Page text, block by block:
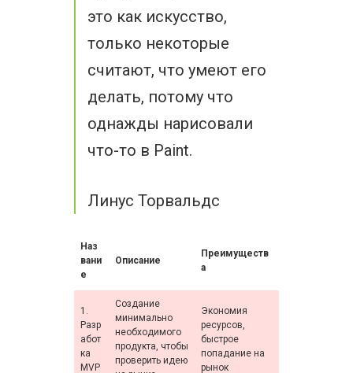
это как искусство,
только некоторые
считают, что умеют его
делать, потому что
однажды нарисовали
что-то в Paint.
Линус Торвальдс
Наз
вани
е
Описание
Преимуществ
а
1.
Разр
абот
ка
MVP
Создание
минимально
необходимого
продукта, чтобы
проверить идею
Экономия
ресурсов,
быстрое
попадание на
рынок